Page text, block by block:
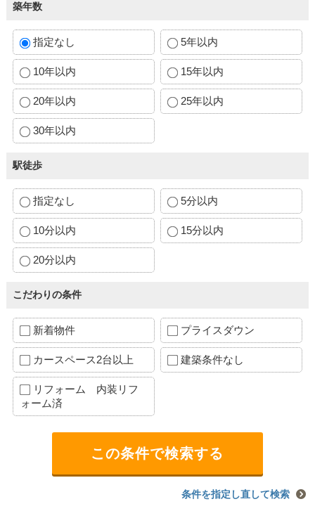
築年数
指定なし 5年以内
10年以内 15年以内
20年以内 25年以内
30年以内
駅徒歩
指定なし 5分以内
10分以内 15分以内
20分以内
こだわりの条件
新着物件 プライスダウン
カースペース2台以上 建築条件なし
リフォーム 内装リフ
ォーム済
条件を指定し直して検索